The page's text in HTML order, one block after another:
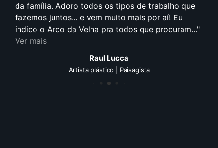
da família. Adoro todos os tipos de trabalho que
fazemos juntos... e vem muito mais por aí! Eu
indico o Arco da Velha pra todos que procuram...
Ver mais
Raul Lucca
Artista plástico | Paisagista